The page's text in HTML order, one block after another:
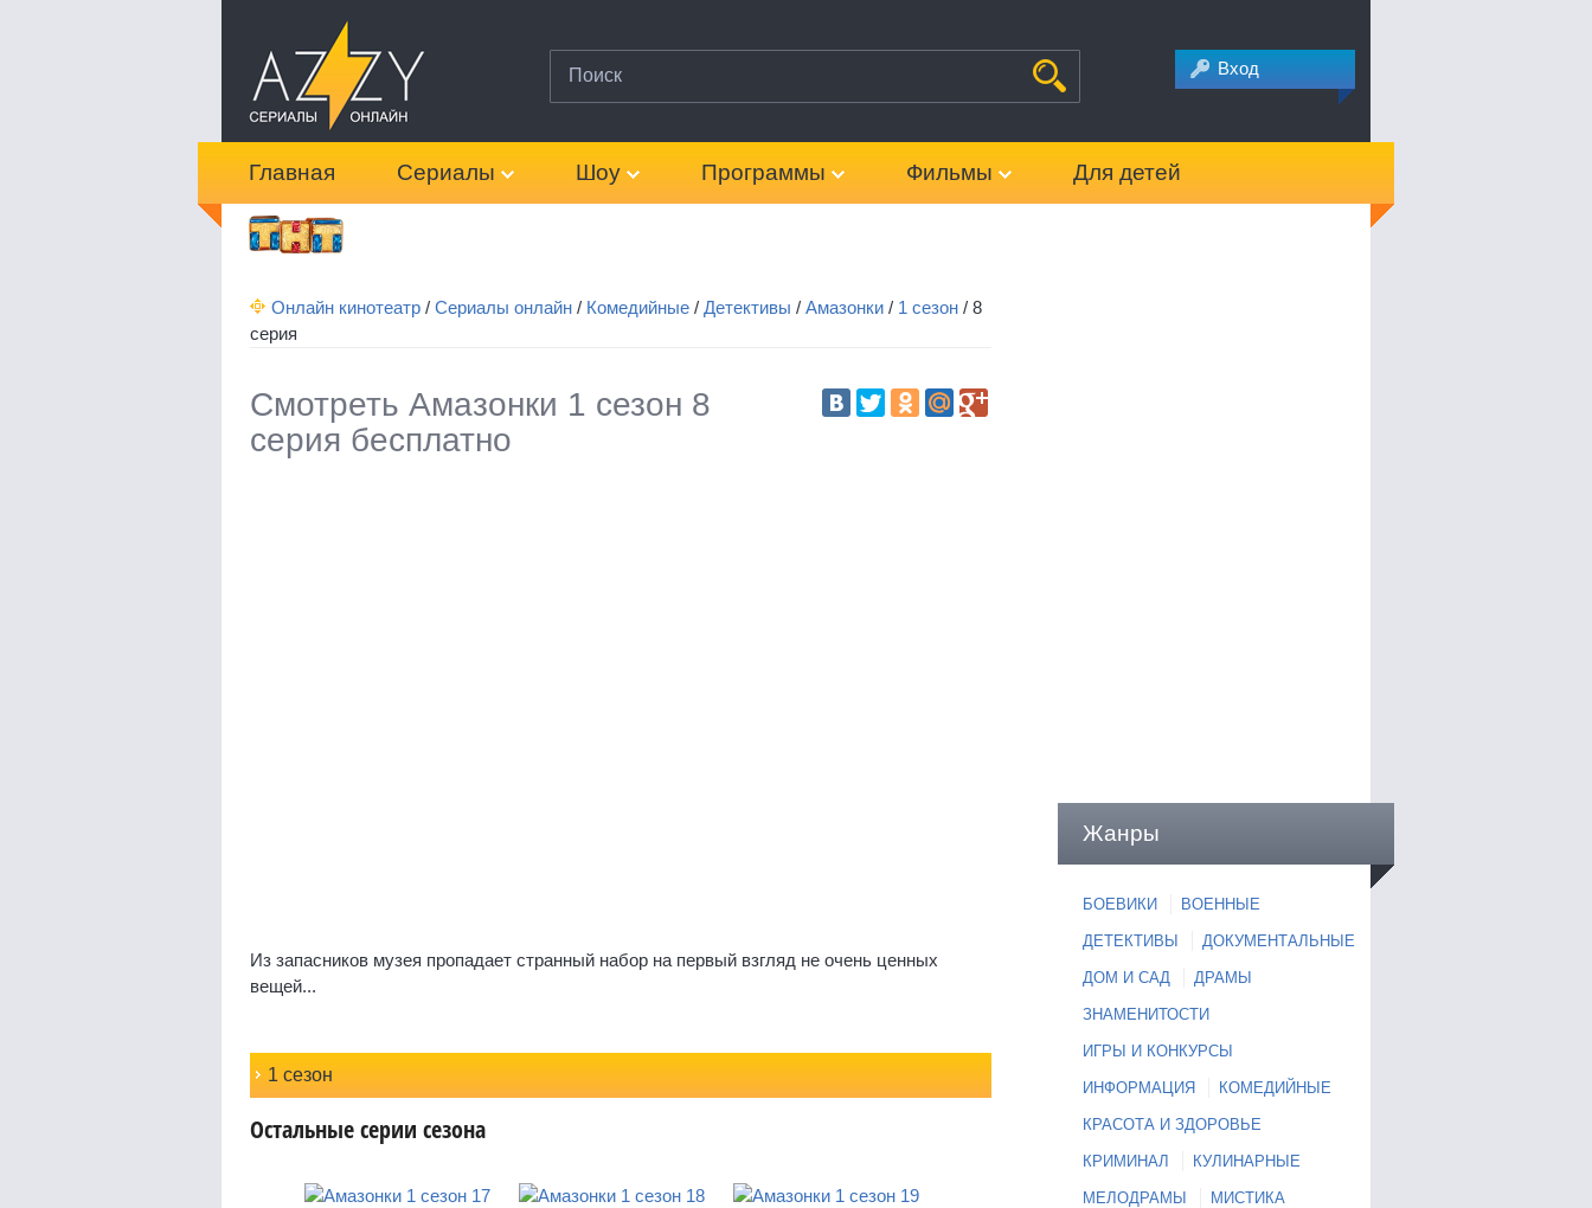
Вход
Главная Сериалы Шоу Программы Фильмы Для детей
Жанры
БОЕВИКИ ВОЕННЫЕ
ДЕТЕКТИВЫ ДОКУМЕНТАЛЬНЫЕ
ДОМ И САД ДРАМЫ
ЗНАМЕНИТОСТИ
ИГРЫ И КОНКУРСЫ
ИНФОРМАЦИЯ КОМЕДИЙНЫЕ
КРАСОТА И ЗДОРОВЬЕ
КРИМИНАЛ КУЛИНАРНЫЕ
МЕЛОДРАМЫ МИСТИКА
Онлайн кинотеатр / Сериалы онлайн / Комедийные / Детективы / Амазонки / 1 сезон / 8
серия
Смотреть Амазонки 1 сезон 8
серия бесплатно
Из запасников музея пропадает странный набор на первый взгляд не очень ценных
вещей...
1 сезон
Остальные серии сезона